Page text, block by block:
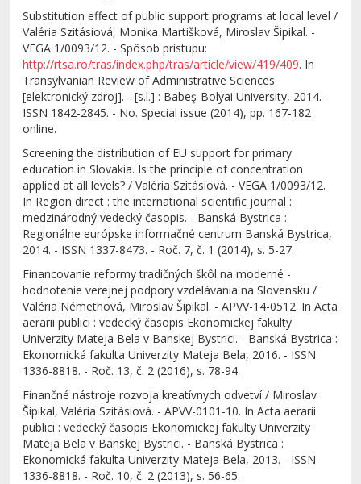
Substitution effect of public support programs at local level /
Valéria Szitásiová, Monika Martišková, Miroslav Šipikal. -
VEGA 1/0093/12. - Spôsob prístupu:
http://rtsa.ro/tras/index.php/tras/article/view/419/409. In
Transylvanian Review of Administrative Sciences
[elektronický zdroj]. - [s.l.] : Babeş-Bolyai University, 2014. -
ISSN 1842-2845. - No. Special issue (2014), pp. 167-182
online.
Screening the distribution of EU support for primary
education in Slovakia. Is the principle of concentration
applied at all levels? / Valéria Szitásiová. - VEGA 1/0093/12.
In Region direct : the international scientific journal :
medzinárodný vedecký časopis. - Banská Bystrica :
Regionálne európske informačné centrum Banská Bystrica,
2014. - ISSN 1337-8473. - Roč. 7, č. 1 (2014), s. 5-27.
Financovanie reformy tradičných škôl na moderné -
hodnotenie verejnej podpory vzdelávania na Slovensku /
Valéria Némethová, Miroslav Šipikal. - APVV-14-0512. In Acta
aerarii publici : vedecký časopis Ekonomickej fakulty
Univerzity Mateja Bela v Banskej Bystrici. - Banská Bystrica :
Ekonomická fakulta Univerzity Mateja Bela, 2016. - ISSN
1336-8818. - Roč. 13, č. 2 (2016), s. 78-94.
Finančné nástroje rozvoja kreatívnych odvetví / Miroslav
Šipikal, Valéria Szitásiová. - APVV-0101-10. In Acta aerarii
publici : vedecký časopis Ekonomickej fakulty Univerzity
Mateja Bela v Banskej Bystrici. - Banská Bystrica :
Ekonomická fakulta Univerzity Mateja Bela, 2013. - ISSN
1336-8818. - Roč. 10, č. 2 (2013), s. 56-65.